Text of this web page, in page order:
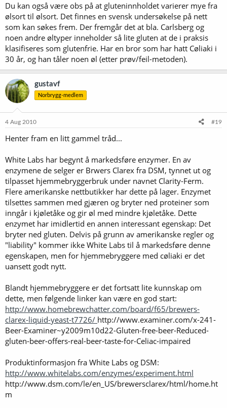
Du kan også være obs på at gluteninnholdet varierer mye fra
ølsort til ølsort. Det finnes en svensk undersøkelse på nett
som kan søkes frem. Der fremgår det at bla. Carlsberg og
noen andre øltyper inneholder så lite gluten at de i praksis
klasifiseres som glutenfrie. Har en bror som har hatt Cøliaki i
30 år, og han tåler noen øl (etter prøv/feil-metoden).
gustavf
Norbrygg-medlem
4 Aug 2010 #19
Henter fram en litt gammel tråd...
White Labs har begynt å markedsføre enzymer. En av
enzymene de selger er Brwers Clarex fra DSM, tynnet ut og
tilpasset hjemmebryggerbruk under navnet Clarity-Ferm.
Flere amerikanske nettbutikker har dette på lager. Enzymet
tilsettes sammen med gjæren og bryter ned proteiner som
inngår i kjøletåke og gir øl med mindre kjøletåke. Dette
enzymet har imidlertid en annen interessant egenskap: Det
bryter ned gluten. Delvis på grunn av amerikanske regler og
"liability" kommer ikke White Labs til å markedsføre denne
egenskapen, men for hjemmebryggere med cøliaki er det
uansett godt nytt.
Blandt hjemmebryggere er det fortsatt lite kunnskap om
dette, men følgende linker kan være en god start:
http://www.homebrewchatter.com/board/f65/brewers-
clarex-liquid-yeast-t7726/ http://www.examiner.com/x-241-
Beer-Examiner~y2009m10d22-Gluten-free-beer-Reduced-
gluten-beer-offers-real-beer-taste-for-Celiac-impaired
Produktinformasjon fra White Labs og DSM:
http://www.whitelabs.com/enzymes/experiment.html
http://www.dsm.com/le/en_US/brewersclarex/html/home.ht
m